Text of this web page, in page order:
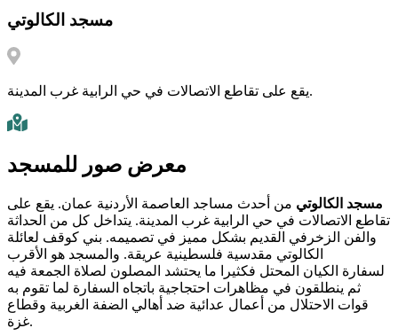
مسجد الكالوتي
يقع على تقاطع الاتصالات في حي الرابية غرب المدينة.
معرض صور للمسجد
مسجد الكالوتي من أحدث مساجد العاصمة الأردنية عمان. يقع على
تقاطع الاتصالات في حي الرابية غرب المدينة. يتداخل كل من الحداثة
والفن الزخرفي القديم بشكل مميز في تصميمه. بني كوقف لعائلة
الكالوتي مقدسية فلسطينية عريقة. والمسجد هو الأقرب
لسفارة الكيان المحتل فكثيرا ما يحتشد المصلون لصلاة الجمعة فيه
ثم ينطلقون في مظاهرات احتجاجية باتجاه السفارة لما تقوم به
قوات الاحتلال من أعمال عدائية ضد أهالي الضفة الغربية وقطاع
غزة.